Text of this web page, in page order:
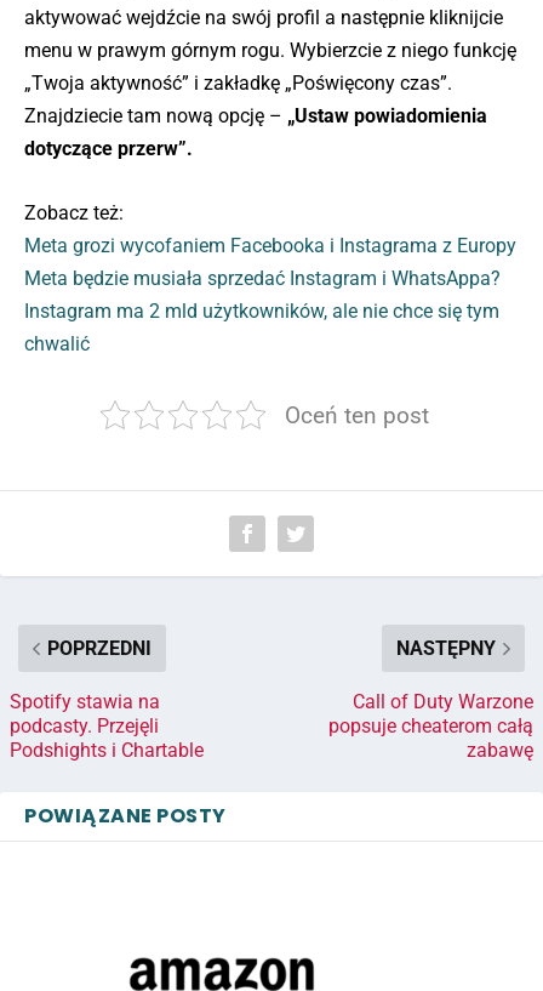
aktywować wejdźcie na swój profil a następnie kliknijcie
menu w prawym górnym rogu. Wybierzcie z niego funkcję
„Twoja aktywność” i zakładkę „Poświęcony czas”.
Znajdziecie tam nową opcję – „Ustaw powiadomienia
dotyczące przerw”.
Zobacz też:
Meta grozi wycofaniem Facebooka i Instagrama z Europy
Meta będzie musiała sprzedać Instagram i WhatsAppa?
Instagram ma 2 mld użytkowników, ale nie chce się tym
chwalić
Oceń ten post
POPRZEDNI
Spotify stawia na
podcasty. Przejęli
Podshights i Chartable
NASTĘPNY
Call of Duty Warzone
popsuje cheaterom całą
zabawę
POWIĄZANE POSTY